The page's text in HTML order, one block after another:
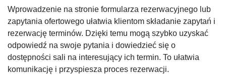
Wprowadzenie na stronie formularza rezerwacyjnego lub
zapytania ofertowego ułatwia klientom składanie zapytań i
rezerwację terminów. Dzięki temu mogą szybko uzyskać
odpowiedź na swoje pytania i dowiedzieć się o
dostępności sali na interesujący ich termin. To ułatwia
komunikację i przyspiesza proces rezerwacji.